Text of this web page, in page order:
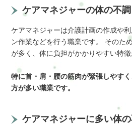
ケアマネジャーの体の不
ケアマネジャーは介護計画の作成や
ン作業などを行う職業です。 そのた
が多く、体に負担がかかりやすい特徴
特に首・肩・腰の筋肉が緊張しやす
方が多い職業です。
ケアマネジャーに多い体